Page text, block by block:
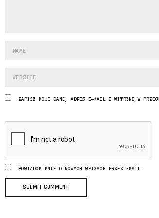
ZAPISZ MOJE DANE, ADRES E-MAIL I WITRYNĘ W
POWIADOM MNIE O NOWYCH WPISACH PRZEZ EMAIL.